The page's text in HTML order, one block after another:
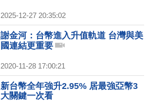
2025-12-27 20:35:02
謝金河：台幣進入升值軌道 台灣與美
國連結更重要
2020-11-28 17:00:21
新台幣全年強升2.95% 居最強亞幣3
大關鍵一次看